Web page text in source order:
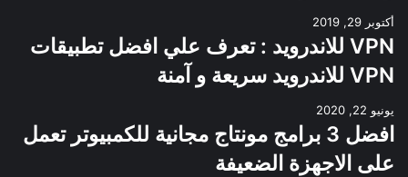
أكتوبر 29, 2019
VPN للاندرويد : تعرف علي افضل تطبيقات
VPN للاندرويد سريعة و آمنة
يونيو 22, 2020
افضل 3 برامج مونتاج مجانية للكمبيوتر تعمل
على الاجهزة الضعيفة